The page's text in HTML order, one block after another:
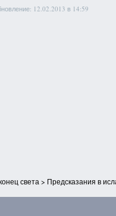
12.02.2013 в 14:59
света > Предсказания в